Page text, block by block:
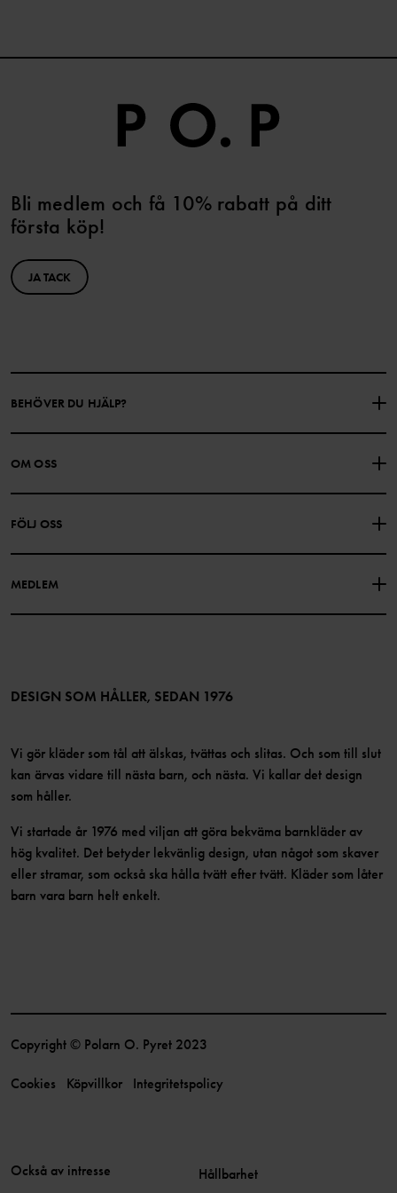
Bli medlem och få 10% rabatt på ditt
första köp!
JA TACK
BEHÖVER DU HJÄLP?
KONTAKTA OSS
PRESENTKORTSALDO KÖPVILLKOR
INTEGRITETSPOLICY
OM OSS
FÖLJ OSS
MEDLEM
Bli medlem
DESIGN SOM HÅLLER, SEDAN 1976
Vi gör kläder som tål att älskas, tvättas och slitas. Och som till slut
kan ärvas vidare till nästa barn, och nästa. Vi kallar det design
som håller.
Vi startade år 1976 med viljan att göra bekväma barnkläder av
hög kvalitet. Det betyder lekvänlig design, utan något som skaver
eller stramar, som också ska hålla tvätt efter tvätt. Kläder som låter
barn vara barn helt enkelt.
Copyright © Polarn O. Pyret 2023
Cookies Köpvillkor Integritetspolicy
Också av intresse
Hållbarhet